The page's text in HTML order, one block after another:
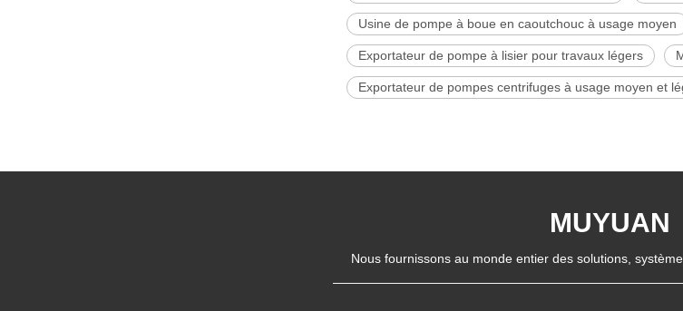
Usine de pompe à boue en caoutchouc à usage moyen
Exportateur de pompe à lisier pour travaux légers
Exportateur de pompes centrifuges à usage moyen et
MUYUAN
Nous fournissons au monde entier des solutions,